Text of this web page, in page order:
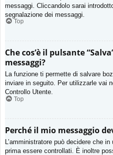
messaggi. Cliccandolo sarai
segnalazione dei messaggi.
Top
Che cos’è il pulsante
messaggi?
La funzione ti permette di salvare
inviare in seguito. Per utilizzarle vai
Controllo Utente.
Top
Perché il mio messaggio
L’amministratore può decidere che
prima essere controllati. È inoltre